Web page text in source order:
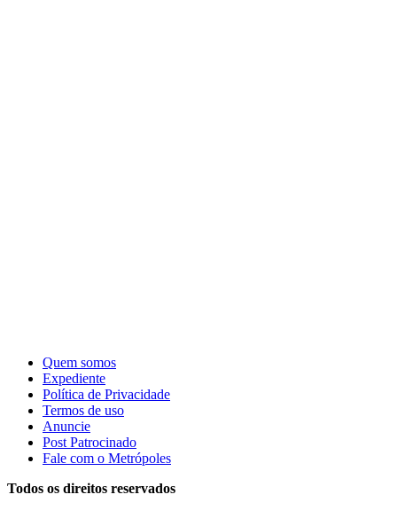
Quem somos
Expediente
Política de Privacidade
Termos de uso
Anuncie
Post Patrocinado
Fale com o Metrópoles
Todos os direitos reservados